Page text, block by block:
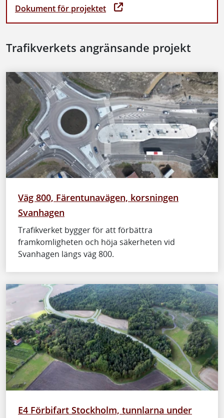
Dokument för projektet
Trafikverkets angränsande projekt
Väg 800, Färentunavägen, korsningen
Svanhagen
Trafikverket bygger för att förbättra
framkomligheten och höja säkerheten vid
Svanhagen längs väg 800.
E4 Förbifart Stockholm, tunnlarna under